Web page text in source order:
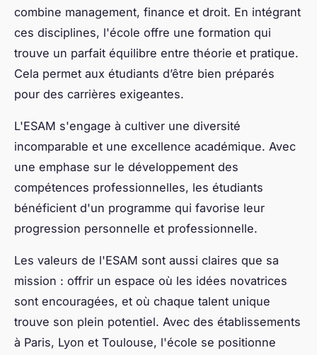
combine management, finance et droit. En intégrant
ces disciplines, l'école offre une formation qui
trouve un parfait équilibre entre théorie et pratique.
Cela permet aux étudiants d’être bien préparés
pour des carrières exigeantes.
L'ESAM s'engage à cultiver une diversité
incomparable et une excellence académique. Avec
une emphase sur le développement des
compétences professionnelles, les étudiants
bénéficient d'un programme qui favorise leur
progression personnelle et professionnelle.
Les valeurs de l'ESAM sont aussi claires que sa
mission : offrir un espace où les idées novatrices
sont encouragées, et où chaque talent unique
trouve son plein potentiel. Avec des établissements
à Paris, Lyon et Toulouse, l'école se positionne